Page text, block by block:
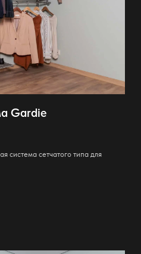
Gardie
система сетчатого типа для